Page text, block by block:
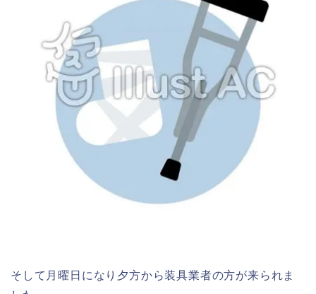
そして月曜日になり夕方から装具業者の方が来られま